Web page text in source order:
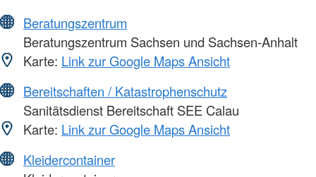
Beratungszentrum
Beratungszentrum Sachsen und Sachsen-Anhalt
Karte: Link zur Google Maps Ansicht
Bereitschaften / Katastrophenschutz
Sanitätsdienst Bereitschaft SEE Calau
Karte: Link zur Google Maps Ansicht
Kleidercontainer